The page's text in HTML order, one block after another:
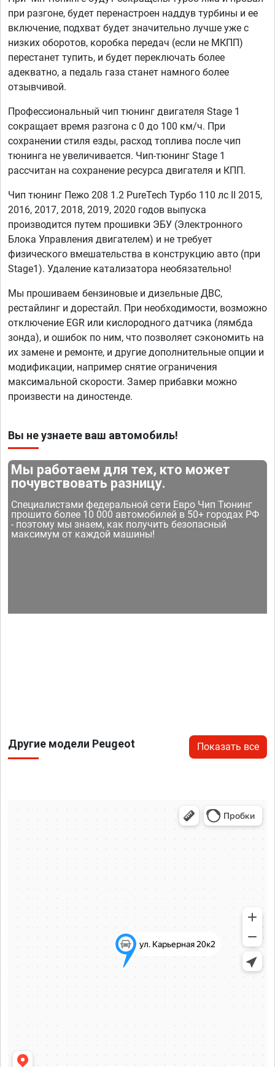
при разгоне, будет перенастроен наддув турбины и ее
включение, подхват будет значительно лучше уже с
низких оборотов, коробка передач (если не МКПП)
перестанет тупить, и будет переключать более
адекватно, а педаль газа станет намного более
отзывчивой.
Профессиональный чип тюнинг двигателя Stage 1
сокращает время разгона с 0 до 100 км/ч. При
сохранении стиля езды, расход топлива после чип
тюнинга не увеличивается. Чип-тюнинг Stage 1
рассчитан на сохранение ресурса двигателя и КПП.
Чип тюнинг Пежо 208 1.2 PureTech Турбо 110 лс II 2015,
2016, 2017, 2018, 2019, 2020 годов выпуска
производится путем прошивки ЭБУ (Электронного
Блока Управления двигателем) и не требует
физического вмешательства в конструкцию авто (при
Stage1). Удаление катализатора необязательно!
Мы прошиваем бензиновые и дизельные ДВС,
рестайлинг и дорестайл. При необходимости, возможно
отключение EGR или кислородного датчика (лямбда
зонда), и ошибок по ним, что позволяет сэкономить на
их замене и ремонте, и другие дополнительные опции и
модификации, например снятие ограничения
максимальной скорости. Замер прибавки можно
произвести на диностенде.
Вы не узнаете ваш автомобиль!
Мы работаем для тех, кто может
почувствовать разницу.
Специалистами федеральной сети Евро Чип Тюнинг
прошито более 10 000 автомобилей в 50+ городах РФ
- поэтому мы знаем, как получить безопасный
максимум от каждой машины!
Другие модели Peugeot Показать все